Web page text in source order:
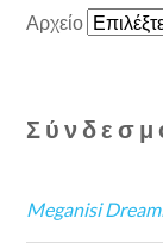
Αρχείο
Meganisi